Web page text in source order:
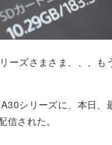
ーズさまさま、、、も
シリーズに、本日、
された。